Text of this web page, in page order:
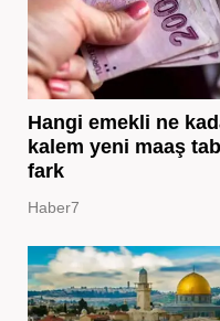
Hangi emekli ne
kalem yeni maaş
fark
Haber7